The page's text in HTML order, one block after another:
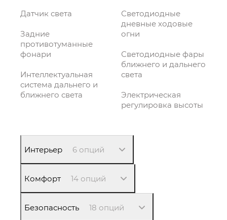
Датчик света
Задние
противотуманные
фонари
Интеллектуальная
система дальнего и
ближнего света
Светодиодные
дневные ходовые
огни
Светодиодные фары
ближнего и дальнего
света
Электрическая
регулировка высоты
Интерьер 6 опций
Комфорт 14 опций
Безопасность 18 опций